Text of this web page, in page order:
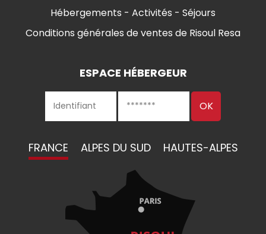
Hébergements - Activités - Séjours
Conditions générales de ventes de Risoul Resa
ESPACE HÉBERGEUR
FRANCE ALPES DU SUD HAUTES-ALPES